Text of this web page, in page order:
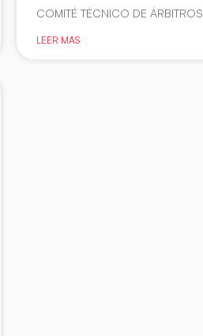
COMITÉ TÉCNICO DE ÁRBITROS
LEER MÁS